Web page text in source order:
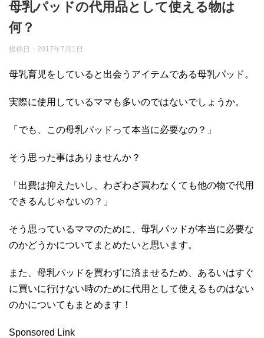
母乳パッドの代用品として使える物は
何？
投稿日： 2017年7月1日
母乳育児をしていると出会うアイテムである母乳パッド。
実際に使用しているママも多いのではないでしょうか。
「でも、この母乳パッドって本当に必要なの？」
そう思った事はありませんか？
「出費は抑えたいし、わざわざ買わなくても他の物で代用
できるんじゃないの？」
そう思っているママのために、母乳パッドが本当に必要な
のかどうかについてまとめたいと思います。
また、母乳パッドを買わずに済ませるため、あるいはすぐ
に買いに行けない時のために代用として使えるものはない
のかについてもまとめます！
Sponsored Link